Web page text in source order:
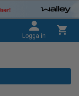
Logga in